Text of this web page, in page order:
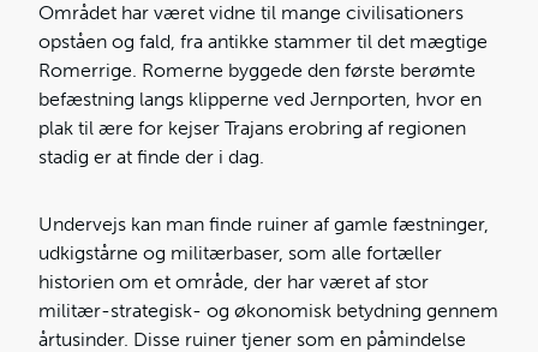
Området har været vidne til mange civilisationers
opståen og fald, fra antikke stammer til det mægtige
Romerrige. Romerne byggede den første berømte
befæstning langs klipperne ved Jernporten, hvor en
plak til ære for kejser Trajans erobring af regionen
stadig er at finde der i dag.
Undervejs kan man finde ruiner af gamle fæstninger,
udkigstårne og militærbaser, som alle fortæller
historien om et område, der har været af stor
militær-strategisk- og økonomisk betydning gennem
årtusinder. Disse ruiner tjener som en påmindelse